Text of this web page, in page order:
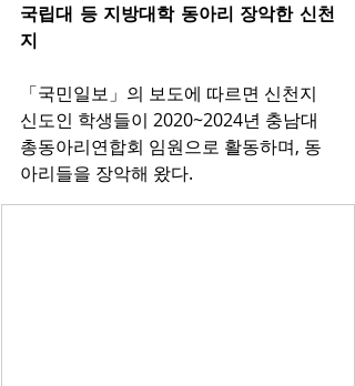
국립대 등 지방대학 동아리 장악한 신천
지
「국민일보」의 보도에 따르면 신천지
신도인 학생들이 2020~2024년 충남대
총동아리연합회 임원으로 활동하며, 동
아리들을 장악해 왔다.